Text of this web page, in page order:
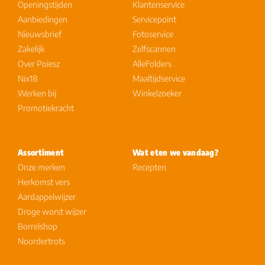
Openingstijden
Aanbiedingen
Nieuwsbrief
Zakelijk
Over Poiesz
Nix18
Werken bij
Promotiekracht
Klantenservice
Servicepoint
Fotoservice
Zelfscannen
AlleFolders
Maaltijdservice
Winkelzoeker
Assortiment
Onze merken
Herkomst vers
Aardappelwijzer
Droge worst wijzer
Borrelshop
Noordertrots
Wat eten we vandaag?
Recepten